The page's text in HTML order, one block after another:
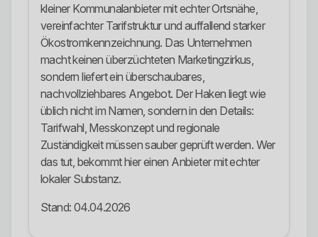
kleiner Kommunalanbieter mit echter Ortsnähe,
vereinfachter Tarifstruktur und auffallend starker
Ökostromkennzeichnung. Das Unternehmen
macht keinen überzüchteten Marketingzirkus,
sondern liefert ein überschaubares,
nachvollziehbares Angebot. Der Haken liegt wie
üblich nicht im Namen, sondern in den Details:
Tarifwahl, Messkonzept und regionale
Zuständigkeit müssen sauber geprüft werden. Wer
das tut, bekommt hier einen Anbieter mit echter
lokaler Substanz.
Stand: 04.04.2026